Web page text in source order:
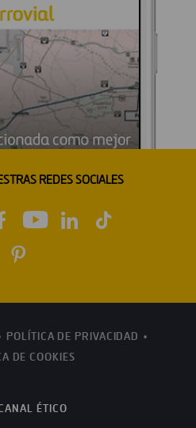
REDES SOCIALES
POLÍTICA DE PRIVACIDAD
DE COOKIES
ÉTICO